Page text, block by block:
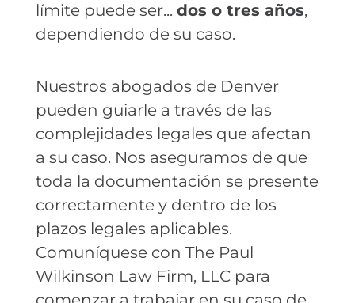
límite puede ser... dos o tres años,
dependiendo de su caso.
Nuestros abogados de Denver
pueden guiarle a través de las
complejidades legales que afectan
a su caso. Nos aseguramos de que
toda la documentación se presente
correctamente y dentro de los
plazos legales aplicables.
Comuníquese con The Paul
Wilkinson Law Firm, LLC para